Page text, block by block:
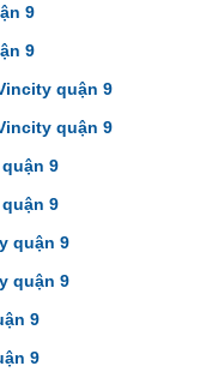
9
9
quận 9
quận 9
9
9
quận 9
quận 9
9
9